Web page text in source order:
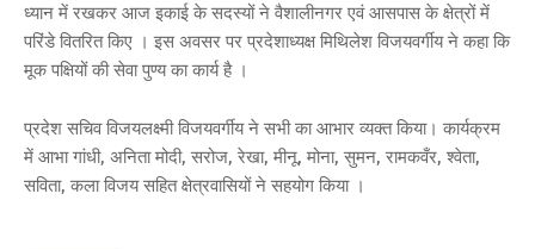
ध्यान में रखकर आज इकाई के सदस्यों ने वैशालीनगर एवं आसपास के क्षेत्रों में
परिंडे वितरित किए । इस अवसर पर प्रदेशाध्यक्ष मिथिलेश विजयवर्गीय ने कहा कि
मूक पक्षियों की सेवा पुण्य का कार्य है ।
प्रदेश सचिव विजयलक्ष्मी विजयवर्गीय ने सभी का आभार व्यक्त किया। कार्यक्रम
में आभा गांधी, अनिता मोदी, सरोज, रेखा, मीनू, मोना, सुमन, रामकवँर, श्वेता,
सविता, कला विजय सहित क्षेत्रवासियों ने सहयोग किया ।